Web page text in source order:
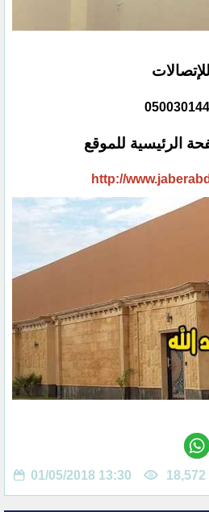
للإتصالات
الرئيسية للموقع
http://
01/05/2018 13:30 18,572